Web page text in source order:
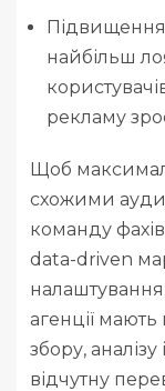
Підвищення
найбільш
рекламу
Щоб
схожими
команду
data-driven
агенції
збору,
відчутну